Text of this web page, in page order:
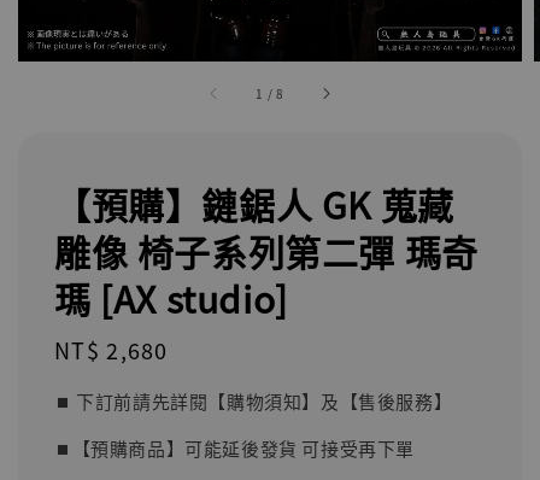
1 /8
【預購】鏈鋸人 GK 蒐藏
雕像 椅子系列第二彈 瑪奇
瑪 [AX studio]
Regular
NT$ 2,680
⏹︎ 下訂前請先詳閱【購物須知】及【售後服務】
⏹︎【預購商品】可能延後發貨 可接受再下單